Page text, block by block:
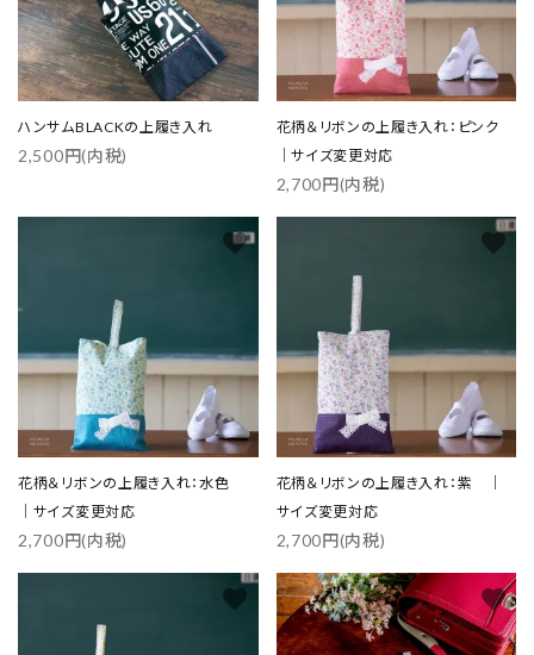
ハンサムBLACKの上履き入れ
2,500円(内税)
花柄＆リボンの上履き入れ：ピンク
｜サイズ変更対応
2,700円(内税)
花柄＆リボンの上履き入れ：水色
｜サイズ変更対応
2,700円(内税)
favorite
花柄＆リボンの上履き入れ：紫 ｜
サイズ変更対応
2,700円(内税)
favorite
favorite favorite